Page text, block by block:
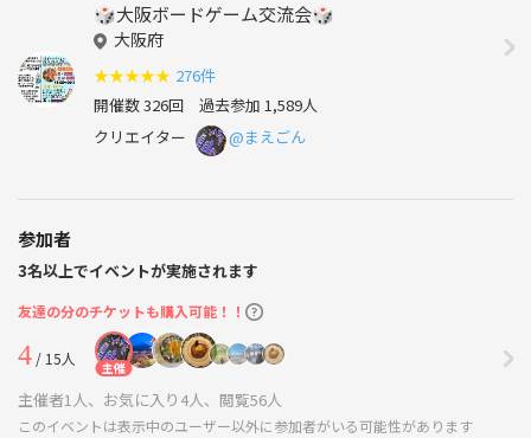
🎲大阪ボードゲーム交流会🎲
大阪府
★★★★★ 276件
開催数 326回 過去参加 1,589人
クリエイター
@まえごん
参加者
3名以上でイベントが実施されます
友達の分のチケットも購入可能！！
4/ 15人 主催
主催者1人、お気に入り4人、閲覧56人
このイベントは表示中のユーザー以外に参加者がいる可能性があります